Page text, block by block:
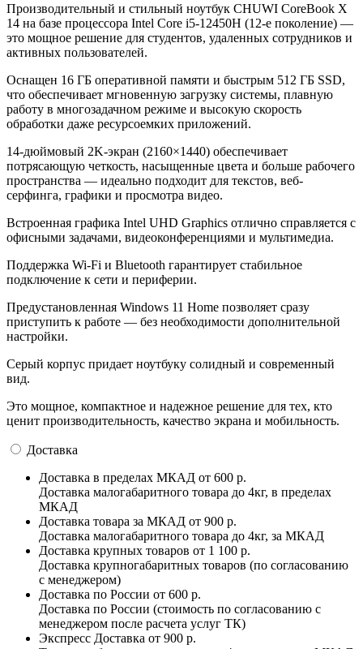
Производительный и стильный ноутбук CHUWI CoreBook X
14 на базе процессора Intel Core i5-12450H (12-е поколение) —
это мощное решение для студентов, удаленных сотрудников и
активных пользователей.
Оснащен 16 ГБ оперативной памяти и быстрым 512 ГБ SSD,
что обеспечивает мгновенную загрузку системы, плавную
работу в многозадачном режиме и высокую скорость
обработки даже ресурсоемких приложений.
14-дюймовый 2K-экран (2160×1440) обеспечивает
потрясающую четкость, насыщенные цвета и больше рабочего
пространства — идеально подходит для текстов, веб-
серфинга, графики и просмотра видео.
Встроенная графика Intel UHD Graphics отлично справляется с
офисными задачами, видеоконференциями и мультимедиа.
Поддержка Wi-Fi и Bluetooth гарантирует стабильное
подключение к сети и периферии.
Предустановленная Windows 11 Home позволяет сразу
приступить к работе — без необходимости дополнительной
настройки.
Серый корпус придает ноутбуку солидный и современный
вид.
Это мощное, компактное и надежное решение для тех, кто
ценит производительность, качество экрана и мобильность.
Доставка
Доставка в пределах МКАД от 600 р.
Доставка малогабаритного товара до 4кг, в пределах
МКАД
Доставка товара за МКАД от 900 р.
Доставка малогабаритного товара до 4кг, за МКАД
Доставка крупных товаров от 1 100 р.
Доставка крупногабаритных товаров (по согласованию
с менеджером)
Доставка по России от 600 р.
Доставка по России (стоимость по согласованию с
менеджером после расчета услуг ТК)
Экспресс Доставка от 900 р.